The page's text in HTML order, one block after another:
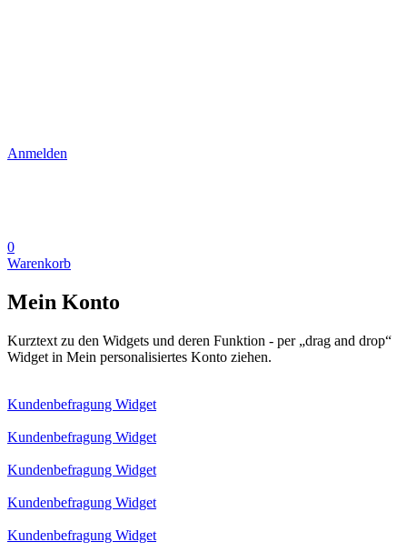
Anmelden
0
Warenkorb
Mein Konto
Kurztext zu den Widgets und deren Funktion - per „drag and drop“
Widget in Mein personalisiertes Konto ziehen.
Kundenbefragung Widget
Kundenbefragung Widget
Kundenbefragung Widget
Kundenbefragung Widget
Kundenbefragung Widget